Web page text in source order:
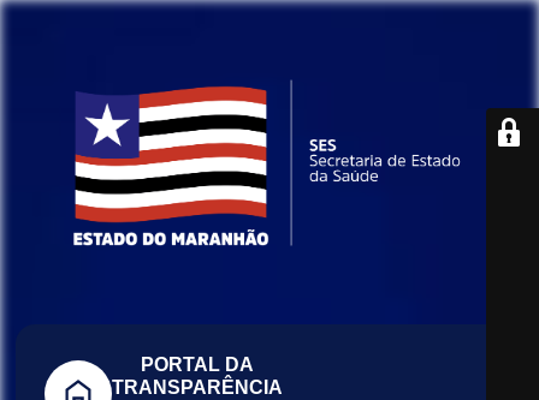
PORTAL DA
TRANSPARÊNCIA